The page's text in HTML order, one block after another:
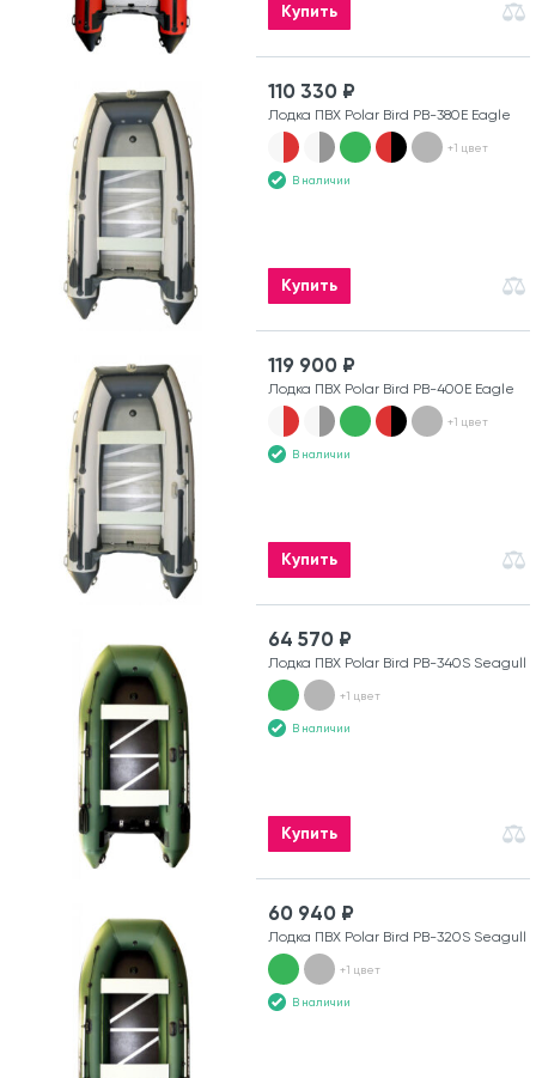
Купить
110 330 ₽
Лодка ПВХ Polar Bird PB-380E Eagle
+1 цвет
В наличии
Купить
119 900 ₽
Лодка ПВХ Polar Bird PB-400E Eagle
+1 цвет
В наличии
Купить
64 570 ₽
Лодка ПВХ Polar Bird PB-340S Seagull
+1 цвет
В наличии
Купить
60 940 ₽
Лодка ПВХ Polar Bird PB-320S Seagull
+1 цвет
В наличии